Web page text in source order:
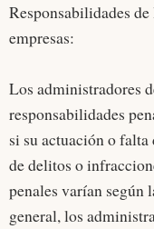
Responsabilidades
empresas:
Los administradores
responsabilidades
si su actuación o
de delitos o
penales varían según
general, los